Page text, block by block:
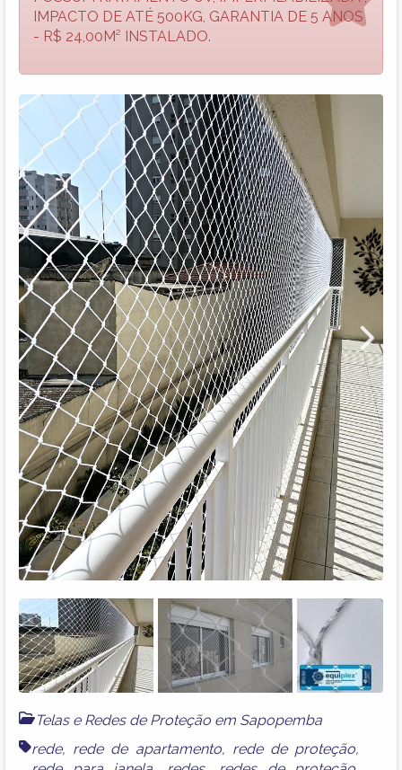
IMPACTO DE ATÉ 500KG, GARANTIA DE 5 ANOS
- R$ 24,00M² INSTALADO.
Next
Telas e Redes de Proteção em Sapopemba
rede, rede de apartamento, rede de proteção,